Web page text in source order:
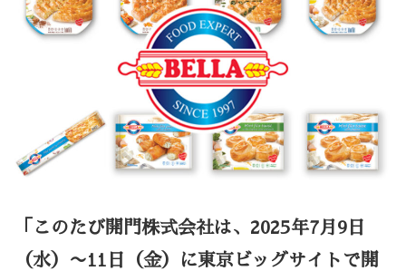
「このたび開門株式会社は、2025年7月9日
（水）〜11日（金）に東京ビッグサイトで開